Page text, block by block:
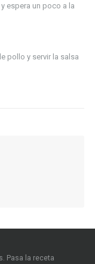
espera un poco a la
pollo y servir la salsa
Pasa la receta